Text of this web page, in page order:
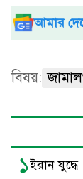
আমার
বিষয়:
১ইরান যুদ্ধে